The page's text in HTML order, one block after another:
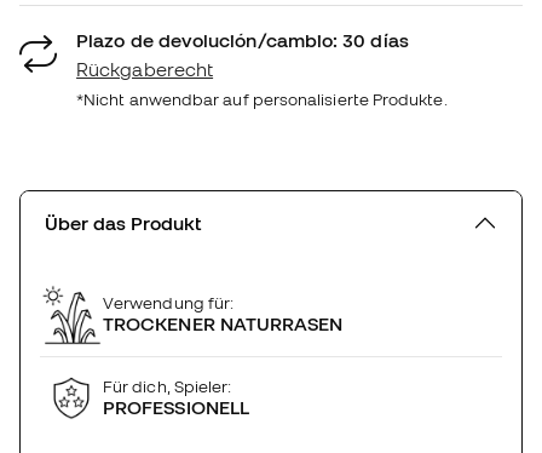
Plazo de devolución/cambio: 30 días
Rückgaberecht
*Nicht anwendbar auf personalisierte Produkte.
Über das Produkt
Verwendung für:
TROCKENER NATURRASEN
Für dich, Spieler:
PROFESSIONELL